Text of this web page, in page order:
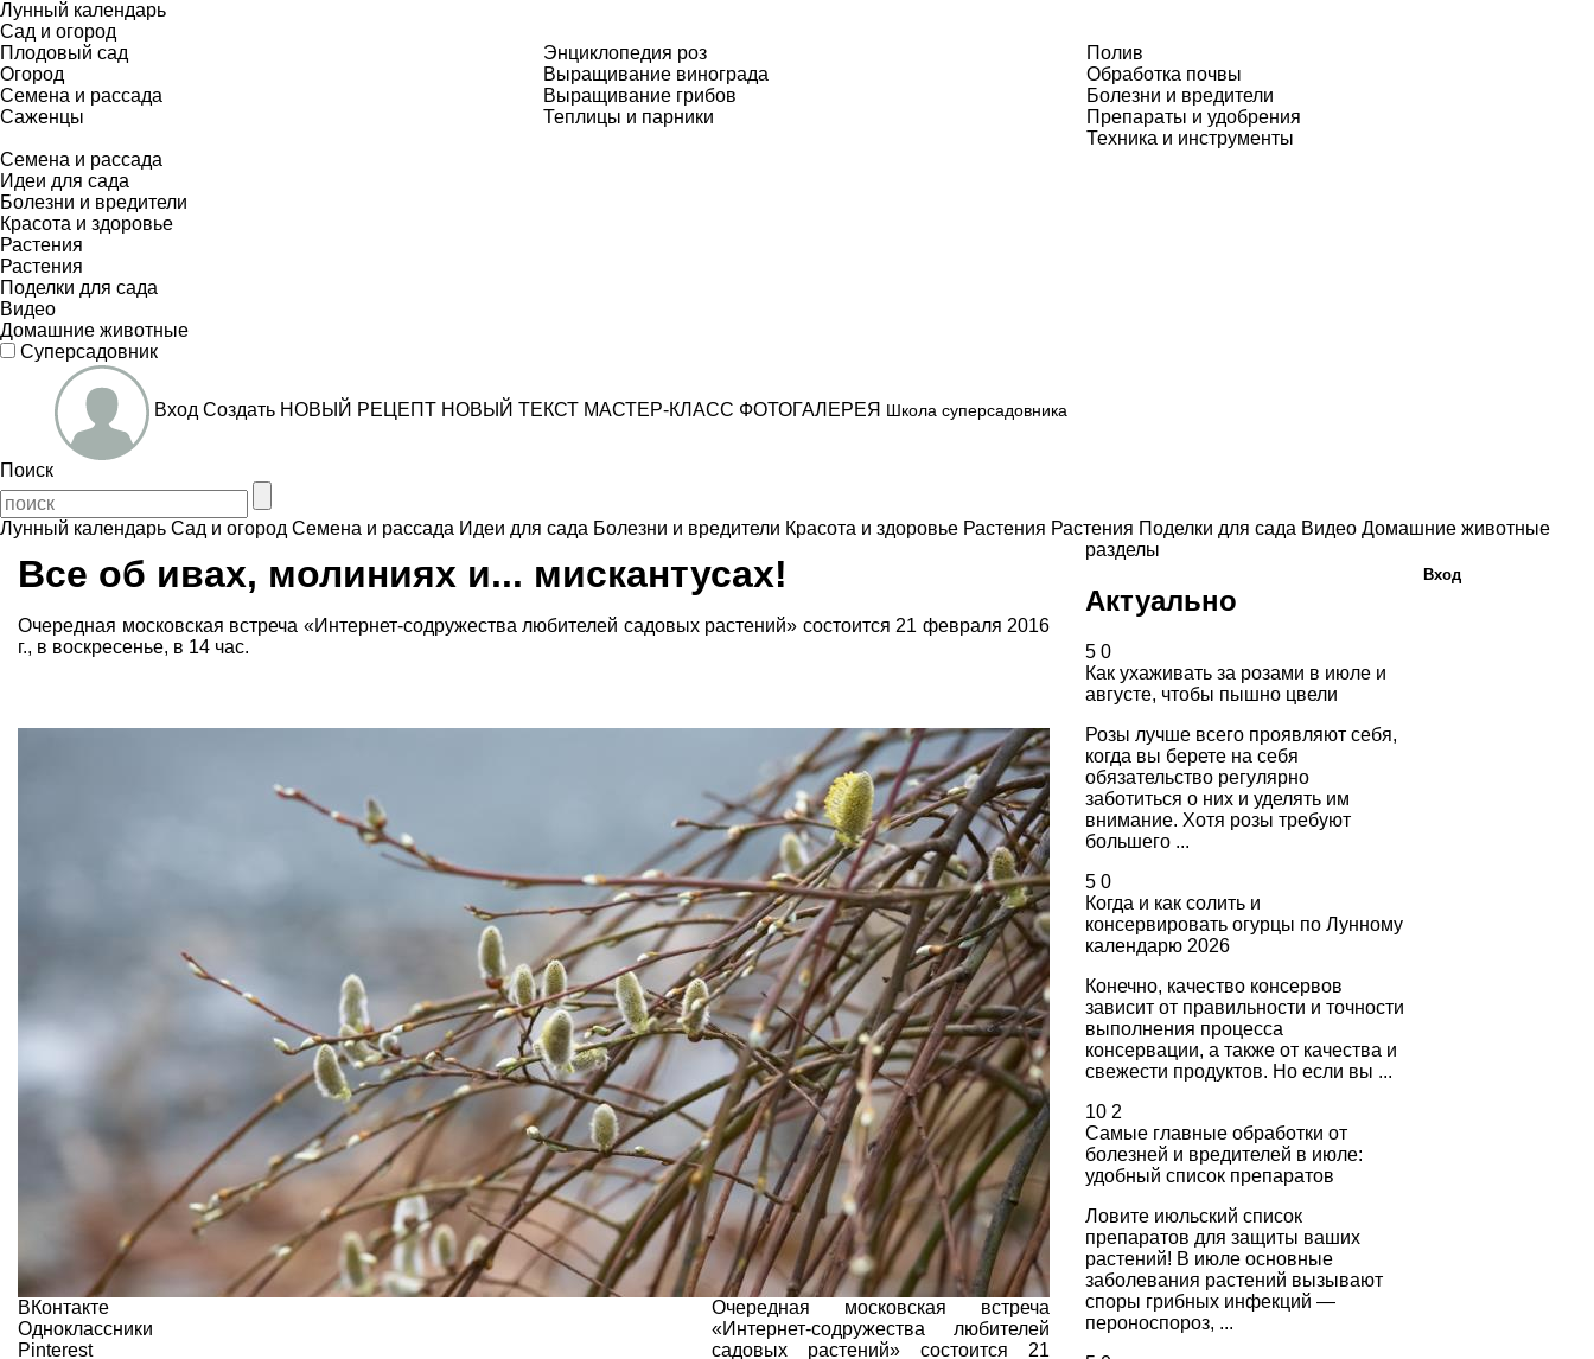
Лунный календарь
Сад и огород
Плодовый сад
Огород
Семена и рассада
Саженцы
Энциклопедия роз
Выращивание винограда
Выращивание грибов
Теплицы и парники
Полив
Обработка почвы
Болезни и вредители
Препараты и удобрения
Техника и инструменты
Семена и рассада
Идеи для сада
Болезни и вредители
Красота и здоровье
Растения
Растения
Поделки для сада
Видео
Домашние животные
Суперсадовник
Вход Создать НОВЫЙ РЕЦЕПТ НОВЫЙ ТЕКСТ МАСТЕР-КЛАСС ФОТОГАЛЕРЕЯ Школа суперсадовника
Поиск
Лунный календарь Сад и огород Семена и рассада Идеи для сада Болезни и вредители Красота и здоровье Растения Растения Поделки для сада Видео Домашние животные
Все об ивах, молиниях и... мискантусах!
Очередная московская встреча «Интернет-содружества любителей садовых растений» состоится 21 февраля 2016
г., в воскресенье, в 14 час.
ВКонтакте
Одноклассники
Pinterest
Очередная московская встреча
«Интернет-содружества любителей
садовых растений» состоится 21
разделы
Актуально
5 0
Как ухаживать за розами в июле и
августе, чтобы пышно цвели
Розы лучше всего проявляют себя,
когда вы берете на себя
обязательство регулярно
заботиться о них и уделять им
внимание. Хотя розы требуют
большего ...
5 0
Когда и как солить и
консервировать огурцы по Лунному
календарю 2026
Конечно, качество консервов
зависит от правильности и точности
выполнения процесса
консервации, а также от качества и
свежести продуктов. Но если вы ...
10 2
Самые главные обработки от
болезней и вредителей в июле:
удобный список препаратов
Ловите июльский список
препаратов для защиты ваших
растений! В июле основные
заболевания растений вызывают
споры грибных инфекций —
пероноспороз, ...
Вход